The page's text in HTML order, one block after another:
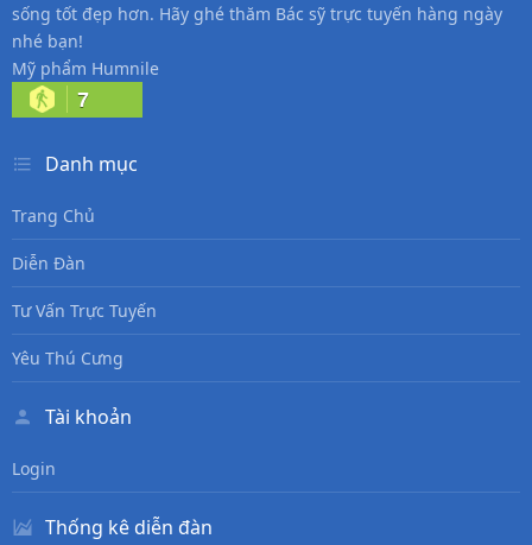
sống tốt đẹp hơn. Hãy ghé thăm Bác sỹ trực tuyến hàng ngày
nhé bạn!
Mỹ phẩm Humnile
7
Danh mục
Trang Chủ
Diễn Đàn
Tư Vấn Trực Tuyến
Yêu Thú Cưng
Tài khoản
Login
Thống kê diễn đàn